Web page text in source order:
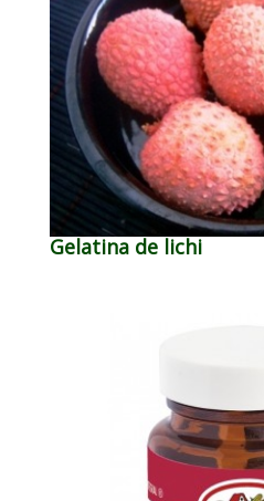
Gelatina de lichi